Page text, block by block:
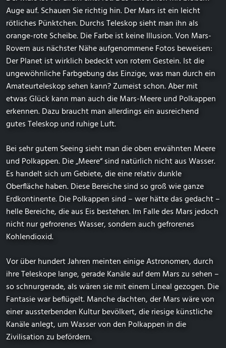
Auge auf. Schauen Sie richtig hin. Der Mars ist ein leicht
rötliches Pünktchen. Durchs Teleskop sieht man ihn als
orange-rote Scheibe. Die Farbe ist keine Illusion. Von Mars-
Rovern aus nächster Nähe aufgenommene Fotos beweisen:
Der Planet ist wirklich bedeckt von rotem Gestein. Ist die
ungewöhnliche Farbgebung das Einzige, was man durch ein
Amateurteleskop sehen kann? Zumeist schon. Aber mit
etwas Glück kann man auch die Mars-Meere und Polkappen
erkennen. Dazu braucht man allerdings ein ausreichend
gutes Teleskop und ruhige Luft.
Bei sehr gutem Seeing sieht man die oben erwähnten Meere
und Polkappen. Die „Meere“ sind natürlich nicht aus Wasser.
Es handelt sich um Gebiete, die eine relativ dunkle
Oberfläche haben. Diese Bereiche sind so groß wie ganze
Erdkontinente. Die Polkappen sind – wer hätte das gedacht –
helle Bereiche, die aus Eis bestehen. Im Falle des Mars jedoch
nicht nur gefrorenes Wasser, sondern auch gefrorenes
Kohlendioxid.
Vor über hundert Jahren meinten einige Astronomen, durch
ihre Teleskope lange, gerade Kanäle auf dem Mars zu sehen –
so schnurgerade, als wären sie mit einem Lineal gezogen. Die
Fantasie war beflügelt. Manche dachten, der Mars wäre von
einer aussterbenden Kultur bevölkert, die riesige künstliche
Kanäle anlegt, um Wasser von den Polkappen in die
Zivilisation zu befördern.